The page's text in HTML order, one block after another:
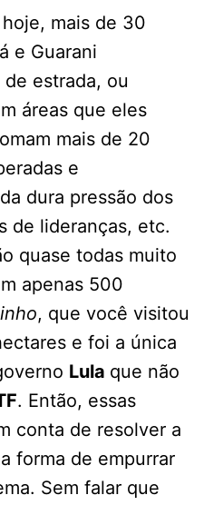
mais de 30
e Guarani
estrada, ou
áreas que eles
mais de 20
e
dura pressão dos
de lideranças, etc.
quase todas muito
apenas 500
, que você visitou
e foi a única
Lula que não
. Então, essas
conta de resolver a
forma de empurrar
Sem falar que